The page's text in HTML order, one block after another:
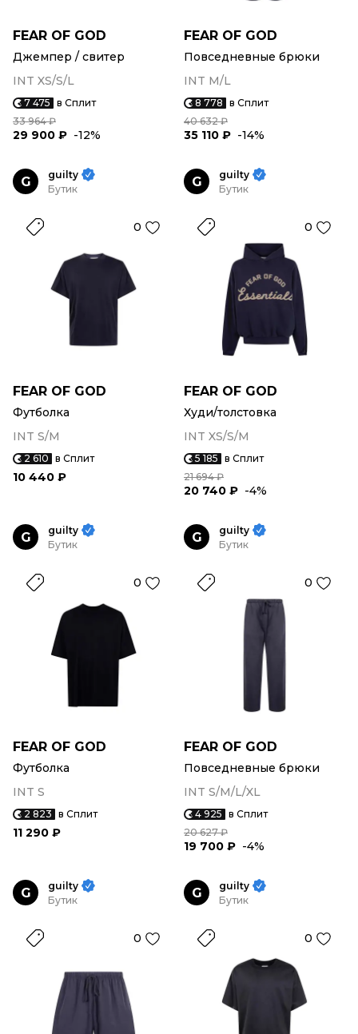
FEAR OF GOD
Джемпер / свитер
INT XS/S/L
7 475 в Сплит
33 964 ₽
29 900 ₽ -12%
FEAR OF GOD
Повседневные брюки
INT M/L
8 778 в Сплит
40 632 ₽
35 110 ₽ -14%
G
guilty
Бутик
0
FEAR OF GOD
Футболка
INT S/M
2 610 в Сплит
10 440 ₽
G
guilty
Бутик
0
FEAR OF GOD
Худи/толстовка
INT XS/S/M
5 185 в Сплит
21 694 ₽
20 740 ₽ -4%
G
guilty
Бутик
0
FEAR OF GOD
Футболка
INT S
2 823 в Сплит
11 290 ₽
G
guilty
Бутик
0
FEAR OF GOD
Повседневные брюки
INT S/M/L/XL
4 925 в Сплит
20 627 ₽
19 700 ₽ -4%
G
guilty
Бутик
0
G
guilty
Бутик
0